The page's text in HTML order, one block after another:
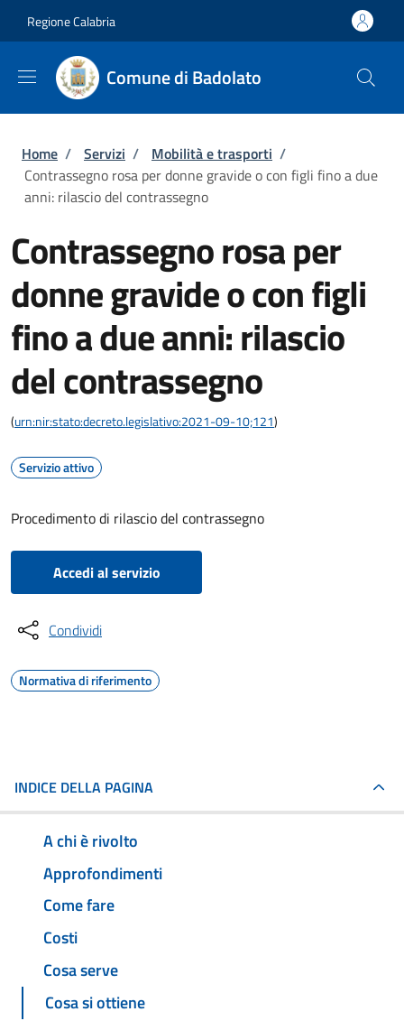
Regione Calabria
Comune di Badolato
Briciole di pane
Home / Servizi / Mobilità e trasporti /
Contrassegno rosa per donne gravide o con figli fino a due
anni: rilascio del contrassegno
Contrassegno rosa per
donne gravide o con figli
fino a due anni: rilascio
del contrassegno
(urn:nir:stato:decreto.legislativo:2021-09-10;121)
Servizio attivo
Procedimento di rilascio del contrassegno
Accedi al servizio
Condividi
Normativa di riferimento
INDICE DELLA PAGINA
A chi è rivolto
Approfondimenti
Come fare
Costi
Cosa serve
Cosa si ottiene